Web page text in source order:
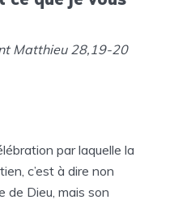
Matthieu 28,19-20
par laquelle la
c’est à dire non
de Dieu, mais son